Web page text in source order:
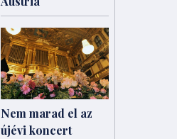
Nem marad el az
újévi koncert